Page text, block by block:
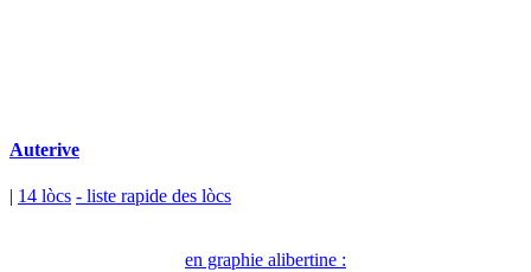
Auterive
| 14 lòcs - liste rapide des lòcs
en graphie alibertine :